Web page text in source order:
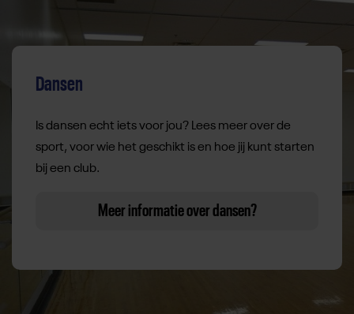
Dansen
Is dansen echt iets voor jou? Lees meer over de
sport, voor wie het geschikt is en hoe jij kunt starten
bij een club.
Meer informatie over dansen?